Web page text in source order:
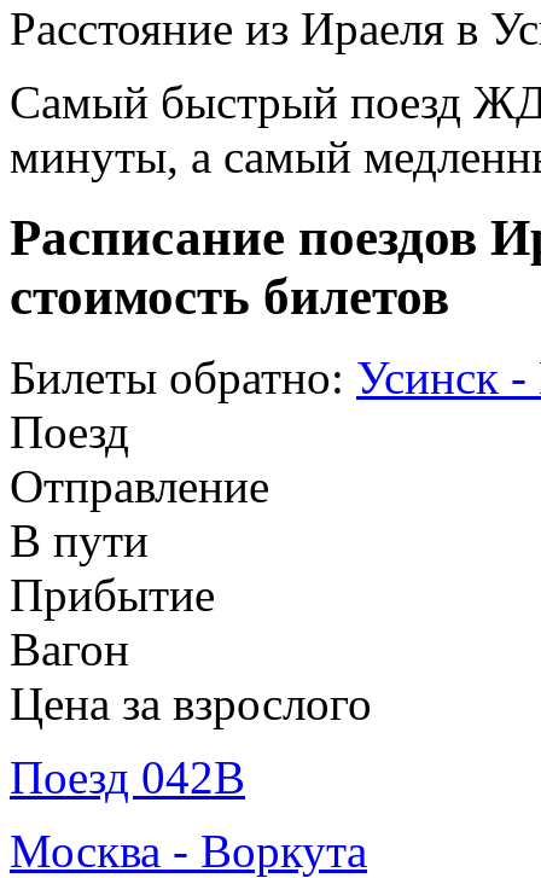
Расстояние из Ираеля в
Самый быстрый поезд ЖД
минуты, а самый
Расписание поездов
стоимость билетов
Билеты обратно: Усинск -
Поезд
Отправление
В пути
Прибытие
Вагон
Цена за взрослого
Поезд 042В
Москва - Воркута